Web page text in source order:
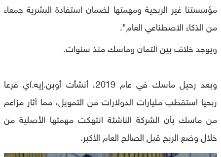
مؤسستنا غير الربحية ومهمتها لضمان استفادة البشرية جمعاء
من الذكاء الاصطناعي العام".
ويوجد خلاف بين ألتمان وماسك منذ سنوات.
وبعد رحيل ماسك في عام 2019، أنشأت أوبن.إيه.آي فرعا
ربحيا استقطب مليارات الدولارات من التمويل، مما أثار مزاعم
من ماسك بأن الشركة الناشئة انتهكت مهمتها الأصلية من
خلال وضع الربح قبل الصالح العام الأكبر.